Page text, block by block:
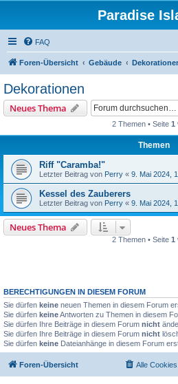
Paradise
FAQ
Foren-Übersicht Gebäude
Dekorationen
Neues Thema
2 Themen • Seite 1
Themen
Riff "Caramba!"
Letzter Beitrag von Perry « 9. Mai 2024,
Kessel des Zauberers
Letzter Beitrag von Perry « 9. Mai 2024,
Neues Thema
2 Themen • Seite 1
BERECHTIGUNGEN IN DIESEM FORUM
Sie dürfen keine neuen Themen in diesem Forum
Sie dürfen keineAntworten zu Themen in diesem
Sie dürfen Ihre Beiträge in diesem Forum nicht
Sie dürfen Ihre Beiträge in diesem Forum nicht
Sie dürfen keine Dateianhänge in diesem Forum
Foren-Übersicht Alle